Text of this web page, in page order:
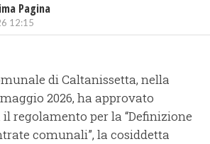
Pagina
12:15
di Caltanissetta, nella
2026, ha approvato
regolamento per la “Definizione
comunali”, la cosiddetta